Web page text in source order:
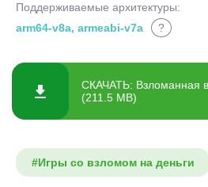
Поддерживаемые архитектуры:
arm64-v8a, armeabi-v7a
?
СКАЧАТЬ: Взломанная
(211.5 MB)
#Игры со взломом на деньги